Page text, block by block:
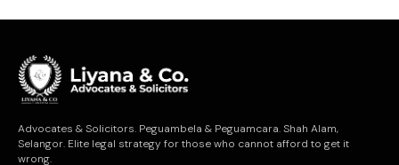
Advocates & Solicitors. Peguambela & Peguamcara. Shah Alam,
Selangor. Elite legal strategy for those who cannot afford to get it
wrong.